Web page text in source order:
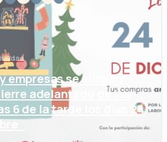
se alinean
adelantado de los
6 de la tarde los días 24